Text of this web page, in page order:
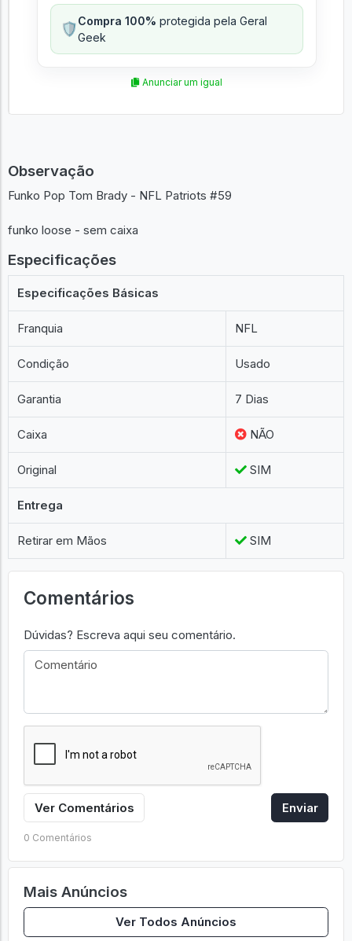
🛡️Compra 100% protegida pela Geral
Geek
Anunciar um igual
Observação
Funko Pop Tom Brady - NFL Patriots #59
funko loose - sem caixa
Especificações
Especificações Básicas
Franquia NFL
Condição Usado
Garantia 7 Dias
Caixa NÃO
Original SIM
Entrega
Retirar em Mãos SIM
Comentários
Dúvidas? Escreva aqui seu comentário.
Ver Comentários Enviar
0 Comentários
Mais Anúncios
Ver Todos Anúncios